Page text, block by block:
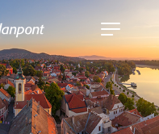
Navigáció
kinyitása